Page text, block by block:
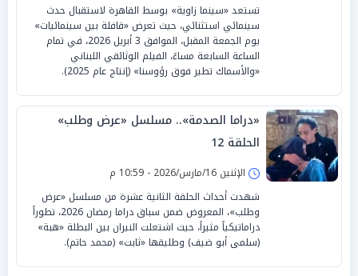
تستعد «سينما زاوية» بوسط القاهرة لاستقبال حدث
سينمائي استثنائي، حيث تعرض «قافلة بين سينمائيات»
يوم الجمعة المقبل، الموافق 3 أبريل 2026، في تمام
الساعة السابعة مساءً، الفيلم الوثائقي اللبناني
«والأسماك تطير فوق رؤوسنا» (إنتاج عام 2025).
«دراما الصدمة».. مسلسل «عرض وطلب»
الحلقة 12
الإثنين 16/مارس/2026 - 10:59 م
شهدت أحداث الحلقة الثانية عشرة من مسلسل «عرض
وطلب»، المعروض ضمن سباق دراما رمضان 2026، تطوراً
دراماتيكياً مثيراً، حيث اشتعلت النيران بين البطلة «هبة»
(سلمى أبو ضيف) وطليقها «ثابت» (محمد حاتم).